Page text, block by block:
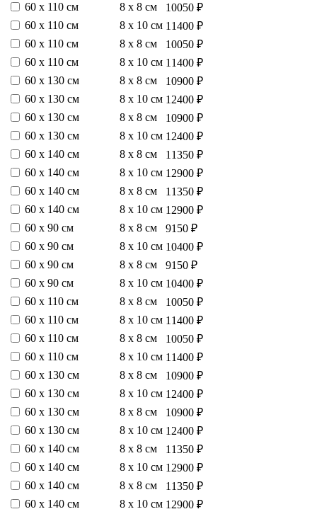
60 х 110 см
8 х 8 см
10050 ₽
60 х 110 см
8 х 10 см 11400 ₽
60 х 110 см
8 х 8 см
10050 ₽
60 х 110 см
8 х 10 см 11400 ₽
60 х 130 см
8 х 8 см
10900 ₽
60 х 130 см
8 х 10 см 12400 ₽
60 х 130 см
8 х 8 см
10900 ₽
60 х 130 см
8 х 10 см 12400 ₽
60 х 140 см
8 х 8 см
11350 ₽
60 х 140 см
8 х 10 см 12900 ₽
60 х 140 см
8 х 8 см
11350 ₽
60 х 140 см
8 х 10 см 12900 ₽
60 х 90 см
8 х 8 см
9150 ₽
60 х 90 см
8 х 10 см 10400 ₽
60 х 90 см
8 х 8 см
9150 ₽
60 х 90 см
8 х 10 см 10400 ₽
60 х 110 см
8 х 8 см
10050 ₽
60 х 110 см
8 х 10 см 11400 ₽
60 х 110 см
8 х 8 см
10050 ₽
60 х 110 см
8 х 10 см 11400 ₽
60 х 130 см
8 х 8 см
10900 ₽
60 х 130 см
8 х 10 см 12400 ₽
60 х 130 см
8 х 8 см
10900 ₽
60 х 130 см
8 х 10 см 12400 ₽
60 х 140 см
8 х 8 см
11350 ₽
60 х 140 см
8 х 10 см 12900 ₽
60 х 140 см
8 х 8 см
11350 ₽
60 х 140 см
8 х 10 см 12900 ₽